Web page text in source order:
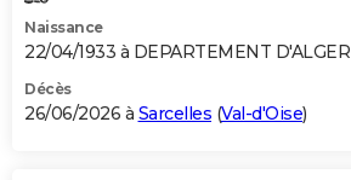
Dictionnaire
Biographies
Citations
Expressions
Proverbes
PROGRAMME TV
S'inscrire
Se connecter
Lycées
Collèges
Primaires
Universités
Entreprises
Service militaire
Avis de recherche
AVIS DE DÉCÈS
Naissance
22/04/1933 à DEPARTEMENT D'ALGER
Décès
26/06/2026 à Sarcelles (Val-d'Oise)